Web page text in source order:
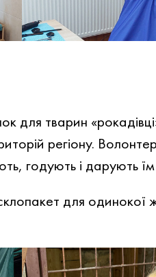
для тварин
регіону.
годують і дарують
для одинокої